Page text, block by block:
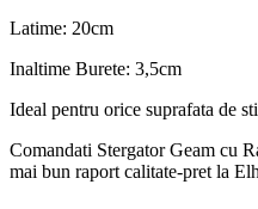
Latime: 20cm
Inaltime Burete: 3,5cm
Ideal pentru orice suprafata de
Comandati Stergator Geam cu
mai bun raport calitate-pret la